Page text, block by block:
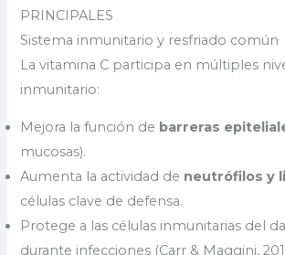
PRINCIPALES
Sistema inmunitario y resfriado común
La vitamina C participa en múltiples
inmunitario:
Mejora la función de barreras
mucosas).
Aumenta la actividad de neutrófilos y
células clave de defensa.
Protege a las células inmunitarias del
durante infecciones (Carr & Maggini,